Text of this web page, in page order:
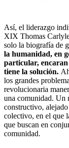
Así, el liderazgo
XIX Thomas
solo la biografía de
la humanidad, en
particular, encaran
tiene la solución.
los grandes
revolucionaria
una comunidad. Un
constructivo,
colectivo, en el que
que buscan en
comunidad.